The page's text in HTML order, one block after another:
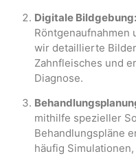
Digitale Bildgebung:
Röntgenaufnahmen
wir detaillierte
Zahnfleisches und
Diagnose.
mithilfe spezieller
Behandlungspläne
häufig